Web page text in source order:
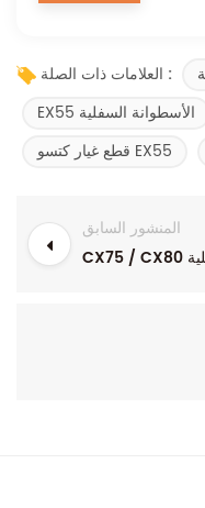
العلامات ذات الصلة :
EX55 الأسطوانة السفلية
قطع غيار كتسو EX55
المنشور السابق